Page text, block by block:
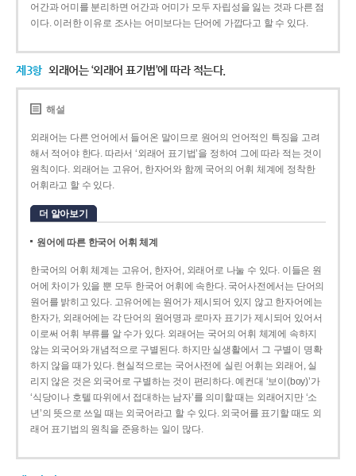
어간과 어미를 분리하면 어간과 어미가 모두 자립성을 잃는 것과 다른 점
이다. 이러한 이유로 조사는 어미보다는 단어에 가깝다고 할 수 있다.
제3항 외래어는 ‘외래어 표기법’에 따라 적는다.
해설
외래어는 다른 언어에서 들어온 말이므로 원어의 언어적인 특징을 고려
해서 적어야 한다. 따라서 ‘외래어 표기법’을 정하여 그에 따라 적는 것이
원칙이다. 외래어는 고유어, 한자어와 함께 국어의 어휘 체계에 정착한
어휘라고 할 수 있다.
더 알아보기
원어에 따른 한국어 어휘 체계
한국어의 어휘 체계는 고유어, 한자어, 외래어로 나눌 수 있다. 이들은 원
어에 차이가 있을 뿐 모두 한국어 어휘에 속한다. 국어사전에서는 단어의
원어를 밝히고 있다. 고유어에는 원어가 제시되어 있지 않고 한자어에는
한자가, 외래어에는 각 단어의 원어명과 로마자 표기가 제시되어 있어서
이로써 어휘 부류를 알 수가 있다. 외래어는 국어의 어휘 체계에 속하지
않는 외국어와 개념적으로 구별된다. 하지만 실생활에서 그 구별이 명확
하지 않을 때가 있다. 현실적으로는 국어사전에 실린 어휘는 외래어, 실
리지 않은 것은 외국어로 구별하는 것이 편리하다. 예컨대 ‘보이(boy)’가
‘식당이나 호텔 따위에서 접대하는 남자’를 의미할 때는 외래어지만 ‘소
년’의 뜻으로 쓰일 때는 외국어라고 할 수 있다. 외국어를 표기할 때도 외
래어 표기법의 원칙을 준용하는 일이 많다.